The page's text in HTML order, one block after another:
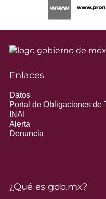
Enlaces
Datos
Portal de Obligaciones de
INAI
Alerta
Denuncia
¿Qué es gob.mx?